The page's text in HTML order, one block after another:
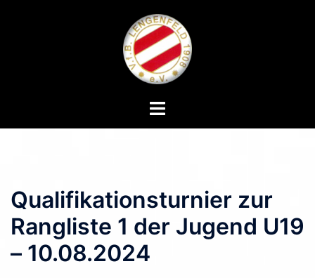
Menü
Qualifikationsturnier zur
Rangliste 1 der Jugend U19
– 10.08.2024